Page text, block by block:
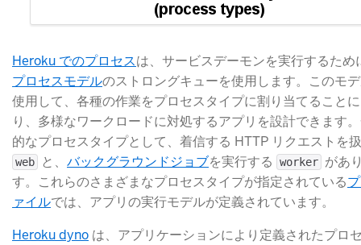
Heroku でのプロセスは、サービスデーモンを実行するため
プロセスモデルのストロングキューを使用します。このモ
使用して、各種の作業をプロセスタイプに割り当てること
り、多様なワークロードに対処するアプリを設計できます
的なプロセスタイプとして、着信する HTTP リクエストを
web ​ と、 バックグラウンドジョブ​を実行する worker
があ
す。これらのさまざまなプロセスタイプが指定されている
ァイル​では、アプリの実行モデルが定義されています。
Heroku dyno は、アプリケーションにより定義されたプロ